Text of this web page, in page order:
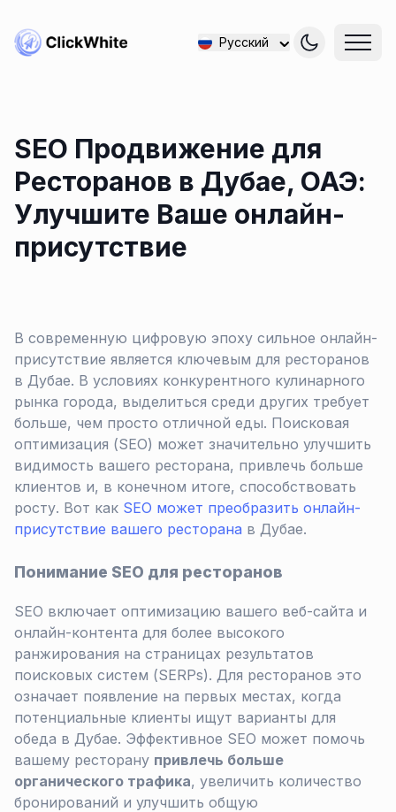
Русский
SEO Продвижение для
Ресторанов в Дубае, ОАЭ:
Улучшите Ваше онлайн-
присутствие
В современную цифровую эпоху сильное онлайн-
присутствие является ключевым для ресторанов
в Дубае. В условиях конкурентного кулинарного
рынка города, выделиться среди других требует
больше, чем просто отличной еды. Поисковая
оптимизация (SEO) может значительно улучшить
видимость вашего ресторана, привлечь больше
клиентов и, в конечном итоге, способствовать
росту. Вот как SEO может преобразить онлайн-
присутствие вашего ресторана в Дубае.
Понимание SEO для ресторанов
SEO включает оптимизацию вашего веб-сайта и
онлайн-контента для более высокого
ранжирования на страницах результатов
поисковых систем (SERPs). Для ресторанов это
означает появление на первых местах, когда
потенциальные клиенты ищут варианты для
обеда в Дубае. Эффективное SEO может помочь
вашему ресторану привлечь больше
органического трафика, увеличить количество
бронирований и улучшить общую